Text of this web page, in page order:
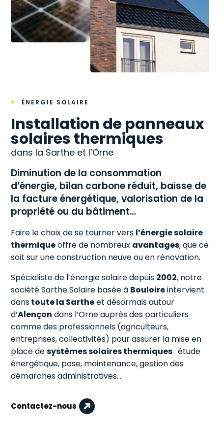
 ÉNERGIE SOLAIRE
Installation de panneaux
solaires thermiques
dans la Sarthe et l’Orne
Diminution de la consommation
d’énergie, bilan carbone réduit, baisse de
la facture énergétique, valorisation de la
propriété ou du bâtiment…
Faire le choix de se tourner vers l’énergie solaire
thermiqueoffre de nombreux avantages, que ce
soit sur une construction neuve ou en rénovation.
Spécialiste de l’énergie solaire depuis 2002, notre
société Sarthe Solaire basée à Bouloireintervient
danstoute la Sartheet désormais autour
d’Alençon dans l’Orne auprès des particuliers
comme des professionnels (agriculteurs,
entreprises, collectivités) pour assurer la mise en
place desystèmes solaires thermiques: étude
énergétique, pose, maintenance, gestion des
démarches administratives…
Contactez-nous